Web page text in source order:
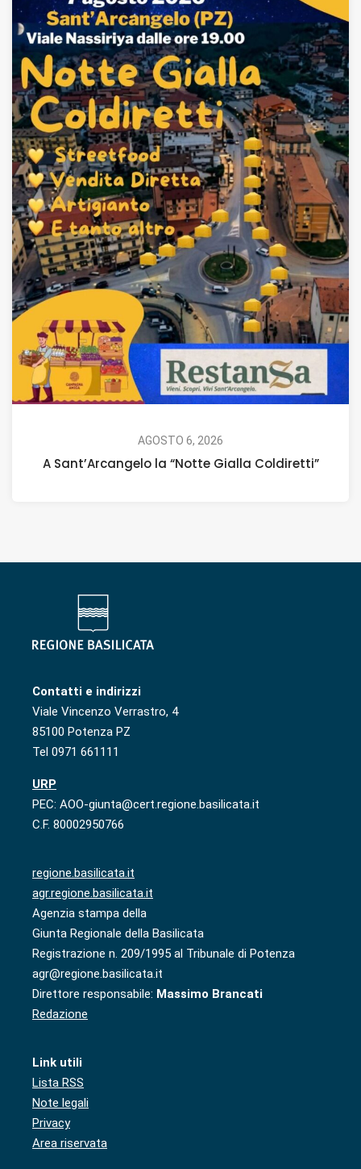
AGOSTO 6, 2026
A Sant’Arcangelo la “Notte Gialla Coldiretti”
Contatti e indirizzi
Viale Vincenzo Verrastro, 4
85100 Potenza PZ
Tel 0971 661111
URP
PEC: AOO-giunta@cert.regione.basilicata.it
C.F. 80002950766
regione.basilicata.it
agr.regione.basilicata.it
Agenzia stampa della
Giunta Regionale della Basilicata
Registrazione n. 209/1995 al Tribunale di Potenza
agr@regione.basilicata.it
Direttore responsabile: Massimo Brancati
Redazione
Link utili
Lista RSS
Note legali
Privacy
Area riservata